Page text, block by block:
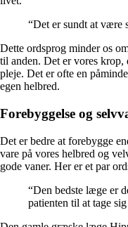
“Det er sundt at være
Dette ordsprog minder os
til anden. Det er vores
pleje. Det er ofte en
egen helbred.
Forebyggelse og
Det er bedre at forebygge
vare på vores helbred og
gode vaner. Her er et par
“Den bedste læge er
patienten til at tage